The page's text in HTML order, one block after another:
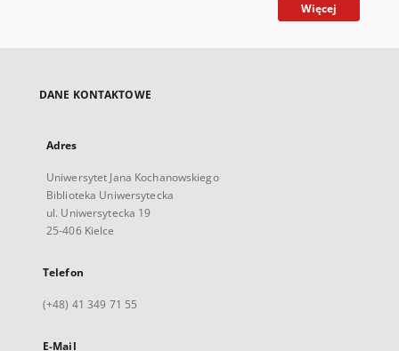
Więcej
DANE KONTAKTOWE
Adres
Uniwersytet Jana Kochanowskiego
Biblioteka Uniwersytecka
ul. Uniwersytecka 19
25-406 Kielce
Telefon
(+48) 41 349 71 55
E-Mail